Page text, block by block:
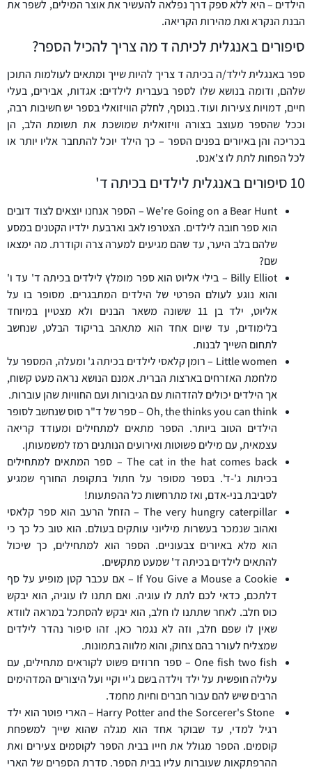
הילדים – היא ללא ספק דרך נפלאה להעשיר את אוצר המילים, לשפר את
הבנת הנקרא ואת מהירות הקריאה.
סיפורים באנגלית לכיתה ד מה צריך להכיל הספר?
ספר באנגלית לילד/ה בכיתה ד צריך להיות שייך ומתאים לעולמות התוכן
שלהם, ודומה בנושא שלו לספר בעברית לילדים: אגדות, אבירים, בעלי
חיים, דמויות צעירות ועוד. בנוסף, לחלק הוויזואלי בספר יש חשיבות רבה,
וככל שהספר מעוצב בצורה וויזואלית שמושכת את תשומת הלב, הן
בכריכה והן באיורים בפנים הספר – כך הילד יוכל להתחבר אליו יותר או
לכל הפחות לתת לו צ'אנס.
10 סיפורים באנגלית לילדים בכיתה ד'
We're Going on a Bear Hunt – הספר אנחנו יוצאים לצוד דובים
הוא ספר חובה לילדים. הצטרפו לאב וארבעת ילדיו הקטנים במסע
שלהם בלב היער, עד שהם מגיעים למערה צרה וקודרת. מה ימצאו
שם?
Billy Elliot – בילי אליוט הוא ספר מומלץ לילדים בכיתה ד' עד ו'
והוא נוגע לעולם הפרטי של הילדים המתבגרים. מסופר בו על
אליוט, ילד בן 11 ששונה משאר הבנים ולא מצטיין במיוחד
בלימודים, עד שיום אחד הוא מתאהב בריקוד הבלט, שנחשב
לתחום השייך לבנות.
Little women – רומן קלאסי לילדים בכיתה ג' ומעלה, המספר על
מלחמת האזרחים בארצות הברית. אמנם הנושא נראה מעט קשוח,
אך הילדים יכולים להזדהות עם הגיבורות ועם החוויות שהן עוברות.
Oh, the thinks you can think – ספר של ד"ר סוס שנחשב לסופר
הילדים הטוב ביותר. הספר מתאים למתחילים ומעודד קריאה
עצמאית, עם מילים פשוטות ואירועים הנותנים רמז למשמעותן.
The cat in the hat comes back – ספר המתאים למתחילים
בכיתות ג'-ד'. בספר מסופר על חתול בתקופת החורף שמגיע
לסביבת בני-אדם, ואז מתרחשות כל ההפתעות!
The very hungry caterpillar – הזחל הרעב הוא ספר קלאסי
ואהוב שנמכר בעשרות מיליוני עותקים בעולם. הוא טוב כל כך כי
הוא מלא באיורים צבעוניים. הספר הוא למתחילים, כך שיכול
להתאים לילדים בכיתה ד' שמעט מתקשים.
If You Give a Mouse a Cookie – אם עכבר קטן מופיע על סף
דלתכם, כדאי לכם לתת לו עוגיה. ואם תתנו לו עוגיה, הוא יבקש
כוס חלב. לאחר שתתנו לו חלב, הוא יבקש להסתכל במראה לוודא
שאין לו שפם חלב, וזה לא נגמר כאן. זהו סיפור נהדר לילדים
שמצליח לעורר בהם צחוק, והוא מלווה בתמונות.
One fish two fish – ספר חרוזים פשוט לקוראים מתחילים, עם
עלילה חופשית על ילד וילדה בשם ג'יי וקיי ועל היצורים המדהימים
הרבים שיש להם עבור חברים וחיות מחמד.
Harry Potter and the Sorcerer's Stone – הארי פוטר הוא ילד
רגיל למדי, עד שבוקר אחד הוא מגלה שהוא שייך למשפחת
קוסמים. הספר מגולל את חייו בבית הספר לקוסמים צעירים ואת
ההרפתקאות שעוברות עליו בבית הספר. סדרת הספרים של הארי